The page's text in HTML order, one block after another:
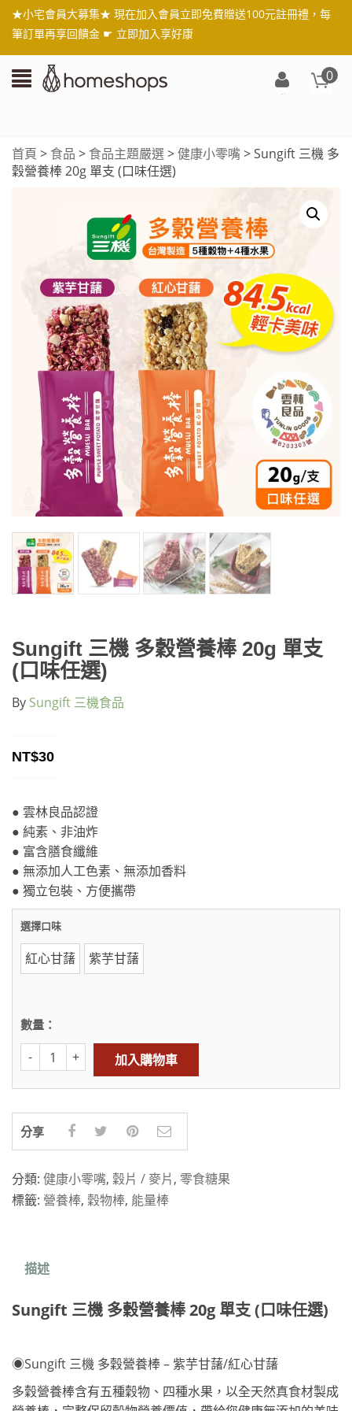
★小宅會員大募集★ 現在加入會員立即免費贈送100元註冊禮，每
筆訂單再享回饋金 ☛ 立即加入享好康
0
冊
首頁 > 食品 > 食品主題嚴選>健康小零嘴> Sungift 三機 多
穀營養棒 20g 單支 (口味任選)
Sungift 三機 多穀營養棒 20g 單支
(口味任選)
By Sungift 三機食品
NT$30
● 雲林良品認證
● 純素、非油炸
● 富含膳食纖維
● 無添加人工色素、無添加香料
● 獨立包裝、方便攜帶
選擇口味
紅心甘藷 紫芋甘藷
數量：
加入購物車
分享
分類: 健康小零嘴, 穀片 / 麥片, 零食糖果
標籤: 營養棒, 穀物棒, 能量棒
描述
Sungift 三機 多穀營養棒 20g 單支 (口味任選)
◉Sungift 三機 多穀營養棒 – 紫芋甘藷/紅心甘藷
多穀營養棒含有五種穀物、四種水果，以全天然真食材製成